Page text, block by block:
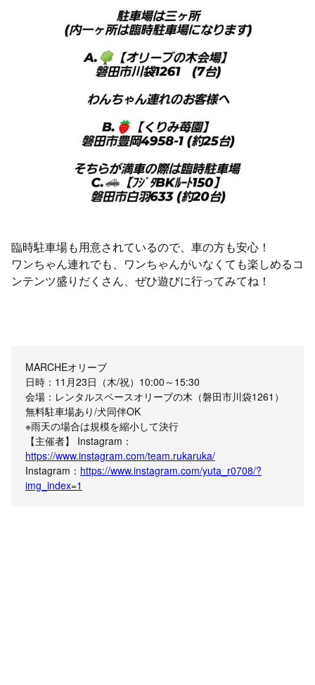
臨時駐車場も用意されているので、車の方も安心！
ワンちゃん連れでも、ワンちゃんがいなくても楽しめるコ
ンテンツ盛りだくさん、ぜひ遊びに行ってみてね！
MARCHEオリーブ
日時：11月23日（木/祝）10:00～15:30
会場：レンタルスペースオリーブの木（磐田市川袋1261）
無料駐車場あり/犬同伴OK
※雨天の場合は規模を縮小して決行
【主催者】 Instagram：
https://www.instagram.com/team.rukaruka/
Instagram： https://www.instagram.com/yuta_r0708/?
img_index=1